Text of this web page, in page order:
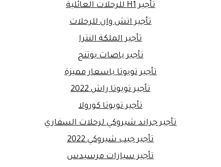
تأجير H1 للرحلات العائلية
تأجير اتش وان للرحلات
تأجير الملكة النترا
تأجير باصات يوتنج
تأجير تويوتا باسعار مميزة
تأجير تويوتا راش 2022
تأجير تويوتا كورولا
تأجير جراند شيروكي لرحلات السفاري
تأجير جيب شيروكي 2022
تأجير سيارات مرسيدس